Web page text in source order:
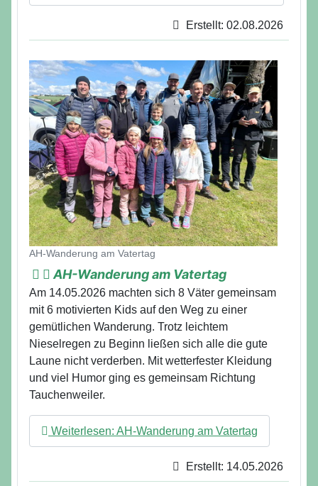
Erstellt: 02.08.2026
Details
AH-Wanderung am Vatertag
AH-Wanderung am Vatertag
Am 14.05.2026 machten sich 8 Väter gemeinsam
mit 6 motivierten Kids auf den Weg zu einer
gemütlichen Wanderung. Trotz leichtem
Nieselregen zu Beginn ließen sich alle die gute
Laune nicht verderben. Mit wetterfester Kleidung
und viel Humor ging es gemeinsam Richtung
Tauchenweiler.
Weiterlesen: AH-Wanderung am Vatertag
Erstellt: 14.05.2026